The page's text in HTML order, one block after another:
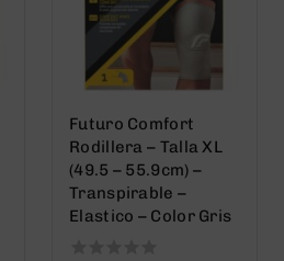
Futuro Comfort
Rodillera – Talla XL
(49.5 – 55.9cm) –
Transpirable –
Elastico – Color Gris